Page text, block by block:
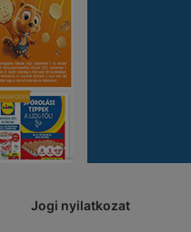
Jogi nyilatkozat